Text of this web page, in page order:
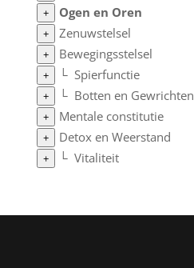
+ Ogen en Oren
+ Zenuwstelsel
+ Bewegingsstelsel
+ └ Spierfunctie
+ └ Botten en Gewrichten
+ Mentale constitutie
+ Detox en Weerstand
+ └ Vitaliteit